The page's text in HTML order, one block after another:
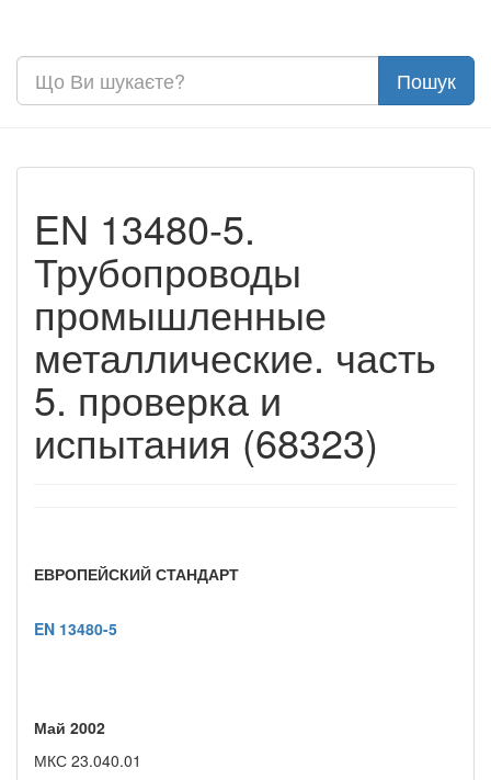
EN 13480-5.
Трубопроводы
промышленные
металлические. часть
5. проверка и
испытания (68323)
ЕВРОПЕЙСКИЙ СТАНДАРТ
EN 13480-5
Май 2002
МКС 23.040.01